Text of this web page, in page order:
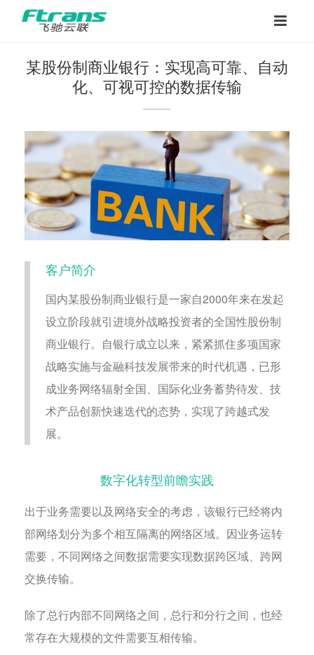
某股份制商业银行：实现高可靠、自动
化、可视可控的数据传输
客户简介
国内某股份制商业银行是一家自2000年来在发起
设立阶段就引进境外战略投资者的全国性股份制
商业银行。自银行成立以来，紧紧抓住多项国家
战略实施与金融科技发展带来的时代机遇，已形
成业务网络辐射全国、国际化业务蓄势待发、技
术产品创新快速迭代的态势，实现了跨越式发
展。
数字化转型前瞻实践
出于业务需要以及网络安全的考虑，该银行已经将内
部网络划分为多个相互隔离的网络区域。因业务运转
需要，不同网络之间数据需要实现数据跨区域、跨网
交换传输。
除了总行内部不同网络之间，总行和分行之间，也经
常存在大规模的文件需要互相传输。